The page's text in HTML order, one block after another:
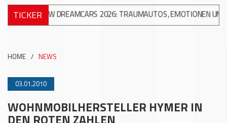
TICKER
ACW DREAMCARS 2026: TRAUMAUTOS, EMOTIONEN UND 10
HOME / NEWS
03.01.2010
WOHNMOBILHERSTELLER HYMER IN